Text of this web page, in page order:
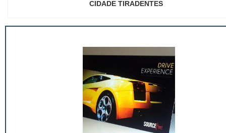
CIDADE TIRADENTES